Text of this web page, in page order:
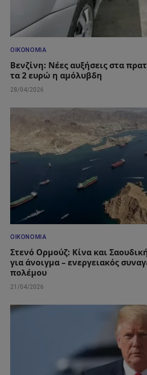
ΟΙΚΟΝΟΜΊΑ
Βενζίνη: Νέες αυξήσεις στα
τα 2 ευρώ η αμόλυβδη
28/04/2026
ΟΙΚΟΝΟΜΊΑ
Στενό Ορμούζ: Κίνα και
για άνοιγμα – ενεργειακός
πολέμου
21/04/2026